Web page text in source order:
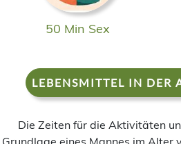
50 Min Sex
LEBENSMITTEL IN DER
Die Zeiten für die Aktivitäten
Grundlage eines Mannes im Alter